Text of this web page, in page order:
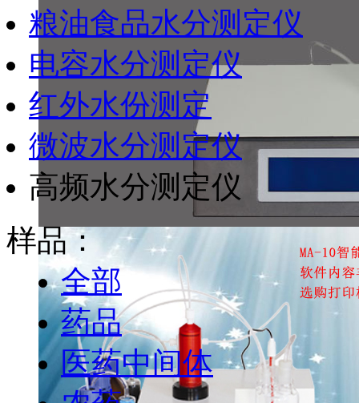
粮油食品水分测定仪
电容水分测定仪
红外水份测定
微波水分测定仪
高频水分测定仪
样品：
全部
药品
医药中间体